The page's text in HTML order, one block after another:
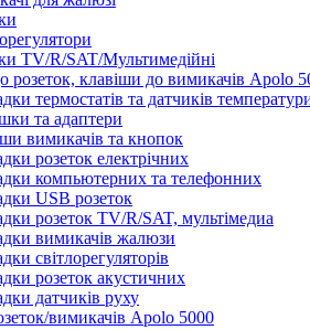
TV/R/SAT/Мультимедійні
розеток, клавіши до вимикачів Apolo
термостатів та датчиків
та адаптери
вимикачів та кнопок
розеток електрічних
компьютерних та телефонних
USB розеток
розеток TV/R/SAT, мультімедиа
вимикачів жалюзи
світлорегуляторів
розеток акустичних
датчиків руху
вимикачів Apolo 5000